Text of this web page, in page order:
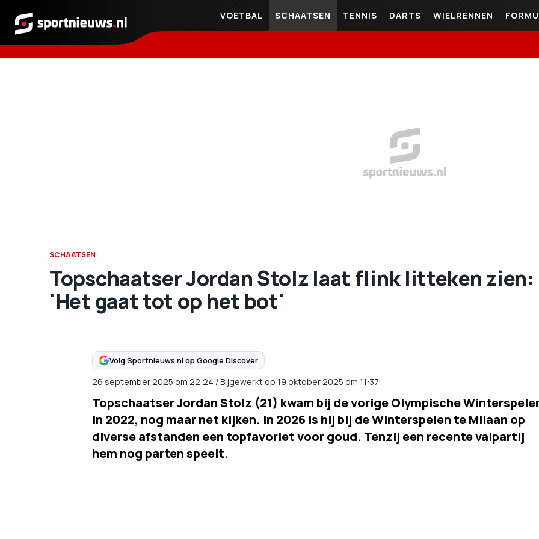
Sportnieuws.nl
VOETBAL SCHAATSEN TENNIS DARTS WIELRENNEN
SCHAATSEN
Topschaatser Jordan Stolz laat flink litteken zien:
'Het gaat tot op het bot'
Volg Sportnieuws.nl op Google Discover
26 september 2025 om 22:24 /Bijgewerkt op 19 oktober 2025 om 11:37
Topschaatser Jordan Stolz (21) kwam bij de vorige Olympische
in 2022, nog maar net kijken. In 2026 is hij bij de Winterspelen te Milaan op
diverse afstanden een topfavoriet voor goud. Tenzij een recente valpartij
hem nog parten speelt.